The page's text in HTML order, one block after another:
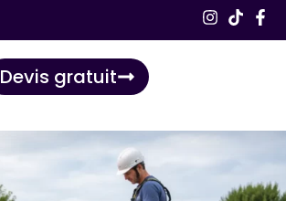
Devis gratuit